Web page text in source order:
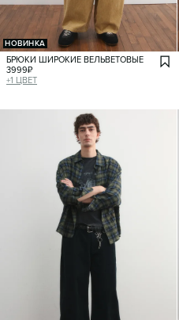
НОВИНКА
БРЮКИ ШИРОКИЕ ВЕЛЬВЕТОВЫЕ
3999₽
+1 ЦВЕТ